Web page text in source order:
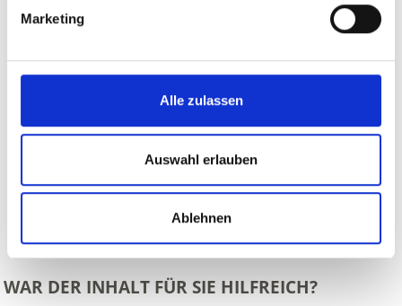
Marketing
Alle zulassen
Auswahl erlauben
Ablehnen
WAR DER INHALT FÜR SIE HILFREICH?